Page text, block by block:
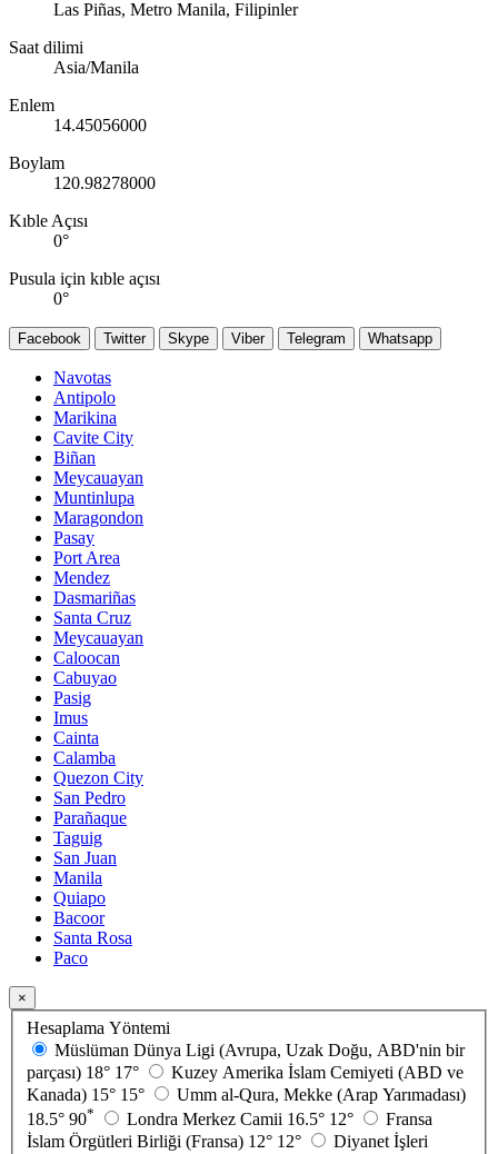
Las Piñas, Metro Manila, Filipinler
Saat dilimi
Asia/Manila
Enlem
14.45056000
Boylam
120.98278000
Kıble Açısı
0°
Pusula için kıble açısı
0°
Facebook Twitter Skype Viber Telegram Whatsapp
Navotas
Antipolo
Marikina
Cavite City
Biñan
Meycauayan
Muntinlupa
Maragondon
Pasay
Port Area
Mendez
Dasmariñas
Santa Cruz
Meycauayan
Caloocan
Cabuyao
Pasig
Imus
Cainta
Calamba
Quezon City
San Pedro
Parañaque
Taguig
San Juan
Manila
Quiapo
Bacoor
Santa Rosa
Paco
×
Hesaplama Yöntemi
Müslüman Dünya Ligi (Avrupa, Uzak Doğu, ABD'nin bir
parçası) 18° 17°
Kuzey Amerika İslam Cemiyeti (ABD ve
Kanada) 15° 15°
Umm al-Qura, Mekke (Arap Yarımadası)
18.5° 90* Londra Merkez Camii 16.5° 12°
Fransa
İslam Örgütleri Birliği (Fransa) 12° 12°
Diyanet İşleri